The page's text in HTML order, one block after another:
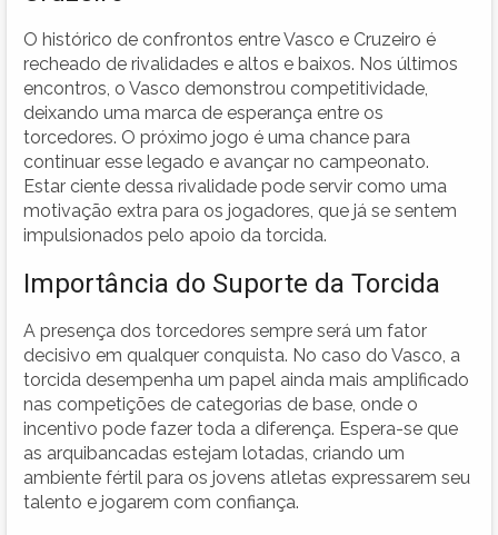
O histórico de confrontos entre Vasco e Cruzeiro é
recheado de rivalidades e altos e baixos. Nos últimos
encontros, o Vasco demonstrou competitividade,
deixando uma marca de esperança entre os
torcedores. O próximo jogo é uma chance para
continuar esse legado e avançar no campeonato.
Estar ciente dessa rivalidade pode servir como uma
motivação extra para os jogadores, que já se sentem
impulsionados pelo apoio da torcida.
Importância do Suporte da Torcida
A presença dos torcedores sempre será um fator
decisivo em qualquer conquista. No caso do Vasco, a
torcida desempenha um papel ainda mais amplificado
nas competições de categorias de base, onde o
incentivo pode fazer toda a diferença. Espera-se que
as arquibancadas estejam lotadas, criando um
ambiente fértil para os jovens atletas expressarem seu
talento e jogarem com confiança.